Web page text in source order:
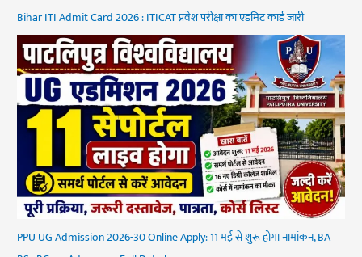
Bihar ITI Admit Card 2026 : ITICAT प्रवेश परीक्षा का एडमिट कार्ड जारी
PPU UG Admission 2026-30 Online Apply: 11 मई से शुरू होगा नामांकन, BA